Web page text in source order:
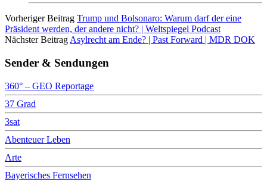
Vorheriger Beitrag Trump und Bolsonaro: Warum darf der eine
Präsident werden, der andere nicht? | Weltspiegel Podcast
Nächster Beitrag Asylrecht am Ende? | Past Forward | MDR DOK
Sender & Sendungen
360° – GEO Reportage
37 Grad
3sat
Abenteuer Leben
Arte
Bayerisches Fernsehen